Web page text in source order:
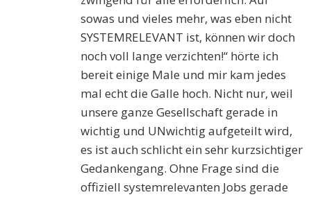
sowas und vieles mehr, was eben nicht
SYSTEMRELEVANT ist, können wir doch
noch voll lange verzichten!“ hörte ich
bereit einige Male und mir kam jedes
mal echt die Galle hoch. Nicht nur, weil
unsere ganze Gesellschaft gerade in
wichtig und UNwichtig aufgeteilt wird,
es ist auch schlicht ein sehr kurzsichtiger
Gedankengang. Ohne Frage sind die
offiziell systemrelevanten Jobs gerade